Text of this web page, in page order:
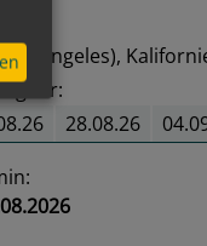
Angeles),
28.08.26